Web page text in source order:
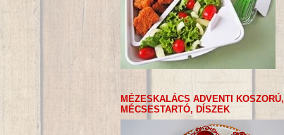
MÉZESKALÁCS ADVENTI KOSZORÚ,
MÉCSESTARTÓ, DÍSZEK